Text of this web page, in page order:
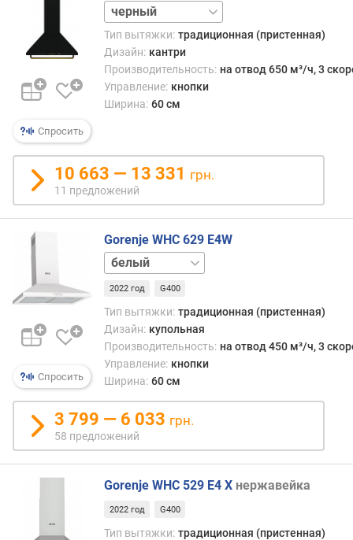
н
ь
у
м
(
д
Б
)
м
и
м
л
ь
ы
й
у
р
о
в
е
н
ш
Спросить
слоновая
кость
Тип вытяжки: традиционная (пристенная)
Дизайн: кантри
Производительность: на отвод 650 м³/ч, 3
Управление: кнопки
Ширина: 60 см
10 663 — 13 331 грн.
11 предложений
Спросить
Gorenje WHC 629 E4W
нержавейка
2022 год G400
Тип вытяжки: традиционная (пристенная)
Дизайн: купольная
Производительность: на отвод 450 м³/ч, 3
Управление: кнопки
Ширина: 60 см
3 799 — 6 033 грн.
58 предложений
Gorenje WHC 529 E4 X нержавейка
2022 год G400
Тип вытяжки: традиционная (пристенная)